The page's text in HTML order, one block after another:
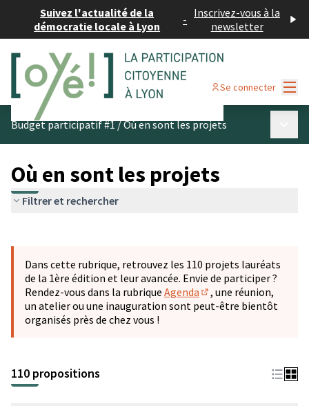
Suivez l'actualité de la
démocratie locale à Lyon
- Inscrivez-vous à la
newsletter
Se connecter
Budget participatif #1/Où en sont les projets
Où en sont les projets
Filtrer et rechercher
−
Dans cette rubrique, retrouvez les 110 projets lauréats
de la 1ère édition et leur avancée. Envie de participer ?
Rendez-vous dans la rubrique Agenda
(S'ouvre dans un
, une réunion,
un atelier ou une inauguration sont peut-être bientôt
organisés près de chez vous !
110 propositions